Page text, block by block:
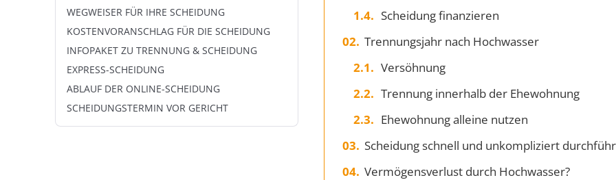
WEGWEISER FÜR IHRE SCHEIDUNG
KOSTENVORANSCHLAG FÜR DIE SCHEIDUNG
INFOPAKET ZU TRENNUNG & SCHEIDUNG
EXPRESS-SCHEIDUNG
ABLAUF DER ONLINE-SCHEIDUNG
SCHEIDUNGSTERMIN VOR GERICHT
Scheidung finanzieren
Trennungsjahr nach Hochwasser
Versöhnung
Trennung innerhalb der Ehewohnung
Ehewohnung alleine nutzen
Scheidung schnell und unkompliziert
Vermögensverlust durch Hochwasser?